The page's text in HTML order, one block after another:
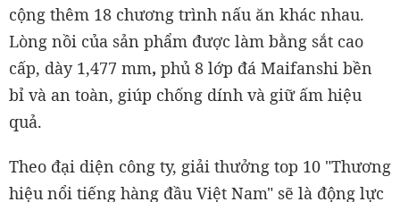
cộng thêm 18 chương trình nấu ăn khác nhau.
Lòng nồi của sản phẩm được làm bằng sắt cao
cấp, dày 1,477 mm, phủ 8 lớp đá Maifanshi bền
bỉ và an toàn, giúp chống dính và giữ ấm hiệu
quả.
Theo đại diện công ty, giải thưởng top 10 "Thương
hiệu nổi tiếng hàng đầu Việt Nam" sẽ là động lực